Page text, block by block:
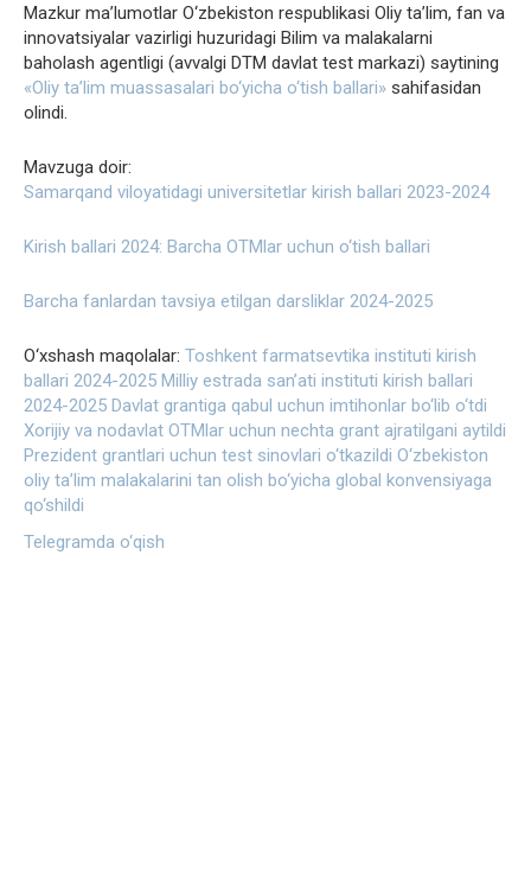
Mazkur ma’lumotlar O‘zbekiston respublikasi Oliy ta’lim, fan va
innovatsiyalar vazirligi huzuridagi Bilim va malakalarni
baholash agentligi (avvalgi DTM davlat test markazi) saytining
«Oliy ta’lim muassasalari bo‘yicha o‘tish ballari» sahifasidan
olindi.
Mavzuga doir:
Samarqand viloyatidagi universitetlar kirish ballari 2023-2024
Kirish ballari 2024: Barcha OTMlar uchun o‘tish ballari
Barcha fanlardan tavsiya etilgan darsliklar 2024-2025
O‘xshash maqolalar: Toshkent farmatsevtika instituti kirish
ballari 2024-2025 Milliy estrada san’ati instituti kirish ballari
2024-2025 Davlat grantiga qabul uchun imtihonlar bo‘lib o‘tdi
Xorijiy va nodavlat OTMlar uchun nechta grant ajratilgani aytildi
Prezident grantlari uchun test sinovlari o‘tkazildi O‘zbekiston
oliy ta’lim malakalarini tan olish bo‘yicha global konvensiyaga
qo‘shildi
Telegramda o‘qish